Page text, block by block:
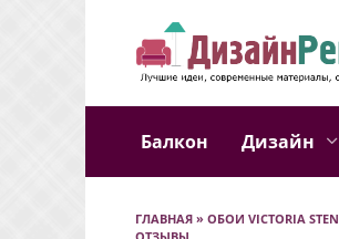
Балкон Дизайн
ГЛАВНАЯ » ОБОИ VICTORIA